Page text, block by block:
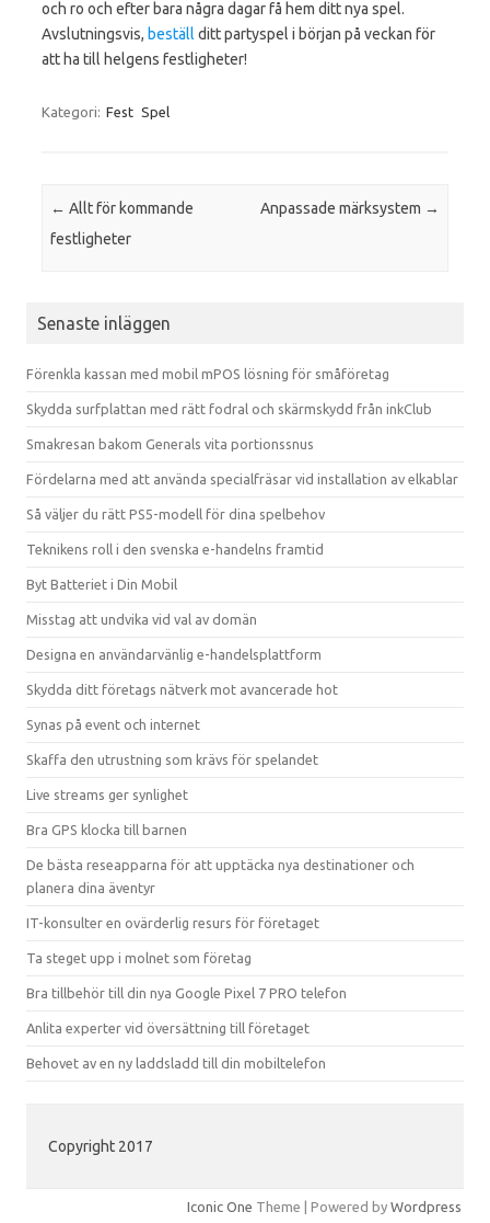
och ro och efter bara några dagar få hem ditt nya spel.
Avslutningsvis, beställ ditt partyspel i början på veckan för
att ha till helgens festligheter!
Kategori: Fest Spel
Inläggsnavigering
← Allt för kommande
festligheter
Anpassade märksystem →
Senaste inläggen
Förenkla kassan med mobil mPOS lösning för småföretag
Skydda surfplattan med rätt fodral och skärmskydd från inkClub
Smakresan bakom Generals vita portionssnus
Fördelarna med att använda specialfräsar vid installation av elkablar
Så väljer du rätt PS5-modell för dina spelbehov
Teknikens roll i den svenska e-handelns framtid
Byt Batteriet i Din Mobil
Misstag att undvika vid val av domän
Designa en användarvänlig e-handelsplattform
Skydda ditt företags nätverk mot avancerade hot
Synas på event och internet
Skaffa den utrustning som krävs för spelandet
Live streams ger synlighet
Bra GPS klocka till barnen
De bästa reseapparna för att upptäcka nya destinationer och
planera dina äventyr
IT-konsulter en ovärderlig resurs för företaget
Ta steget upp i molnet som företag
Bra tillbehör till din nya Google Pixel 7 PRO telefon
Anlita experter vid översättning till företaget
Behovet av en ny laddsladd till din mobiltelefon
Copyright 2017
Iconic One Theme | Powered by Wordpress